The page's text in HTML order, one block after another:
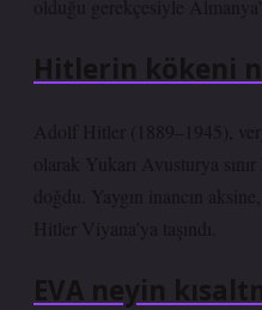
olduğu gerekçesiyle
Hitlerin kökeni
Adolf Hitler (1889–1945),
olarak Yukarı Avusturya
doğdu. Yaygın inancın
Hitler Viyana’ya taşındı.
EVA neyin